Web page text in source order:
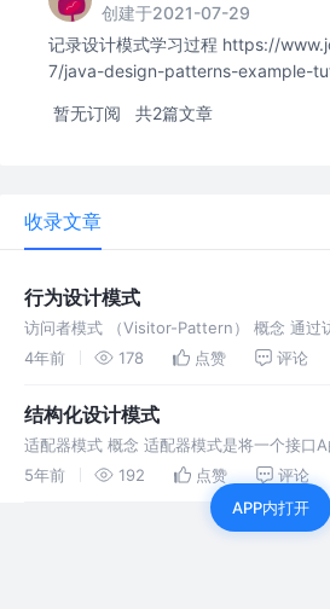
创建于2021-07-29
记录设计模式学习过程 https://
7/java-design-patterns-example-
暂无订阅 共2篇文章
收录文章
行为设计模式
访问者模式 （Visitor-Pattern） 概念 通过
的分支，提升原有类对象的扩展性，保持顶
4年前 178 点赞 评论
结构化设计模式
适配器模式 概念 适配器模式是将一个接口
能。目的是提升接口A的复用性 目的：降低
应用中多用于系统重构。在新的系统结构代
5年前 192 点赞
评论
APP内打开